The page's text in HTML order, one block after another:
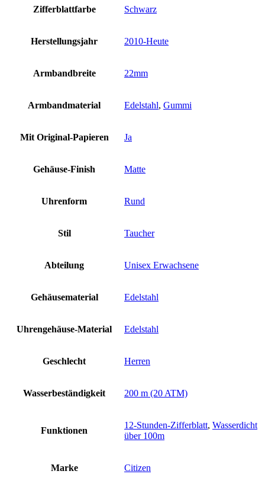
Zifferblattfarbe Schwarz
Herstellungsjahr 2010-Heute
Armbandbreite 22mm
Armbandmaterial Edelstahl, Gummi
Mit Original-Papieren Ja
Gehäuse-Finish Matte
Uhrenform Rund
Stil Taucher
Abteilung Unisex Erwachsene
Gehäusematerial Edelstahl
Uhrengehäuse-Material Edelstahl
Geschlecht Herren
Wasserbeständigkeit 200 m (20 ATM)
Funktionen
12-Stunden-Zifferblatt, Wasserdicht
über 100m
Marke Citizen